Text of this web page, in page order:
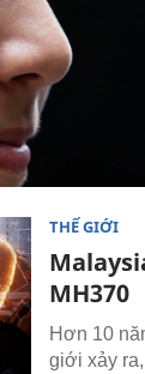
THẾ GIỚI
MH370
Hơn 10
giới xảy